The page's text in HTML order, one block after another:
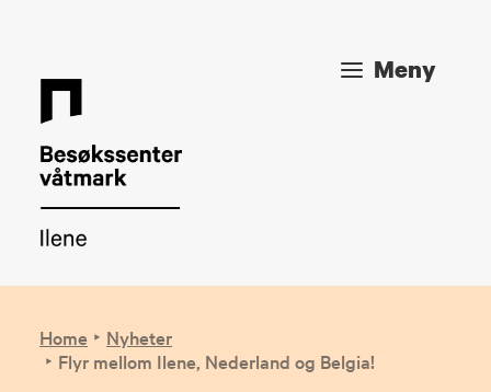
Meny
Home
Nyheter
Flyr mellom Ilene, Nederland og Belgia!